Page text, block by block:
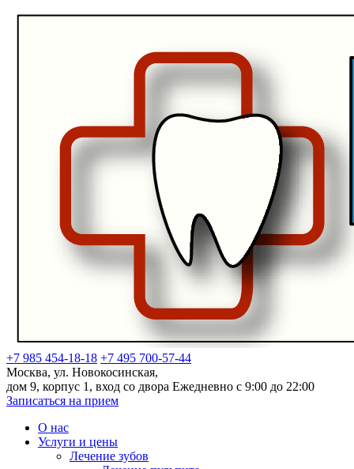
+7 985 454-18-18 +7 495 700-57-44
Москва, ул. Новокосинская,
дом 9, корпус 1, вход со двора Ежедневно с 9:00 до 22:00
Записаться на прием
О нас
Услуги и цены
Лечение зубов